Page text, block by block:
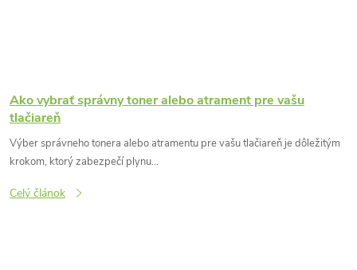
Ako vybrať správny toner alebo atrament pre vašu
tlačiareň
Výber správneho tonera alebo atramentu pre vašu tlačiareň je dôležitým
krokom, ktorý zabezpečí plynu...
Celý článok